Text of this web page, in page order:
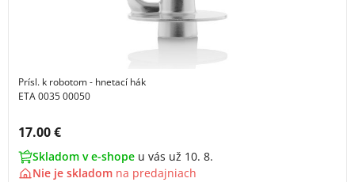
Prísl. k robotom - hnetací hák
ETA 0035 00050
Cena s DPH:
17.00 €
Skladom v e-shope u vás už 10. 8.
Nie je skladom na predajniach